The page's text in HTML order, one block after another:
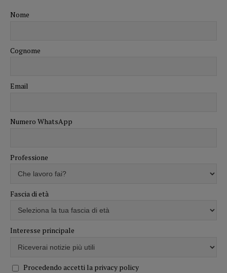
Nome
Cognome
Email
Numero WhatsApp
Professione
Fascia di età
Interesse principale
Procedendo accetti la privacy policy